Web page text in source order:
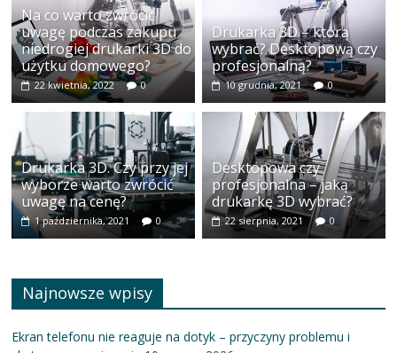
Na co warto zwrócić
uwagę podczas zakupu
niedrogiej drukarki 3D do
użytku domowego?
22 kwietnia, 2022 0
Drukarka 3D – którą
wybrać? Desktopową czy
profesjonalną?
10 grudnia, 2021 0
Drukarka 3D. Czy przy jej
wyborze warto zwrócić
uwagę na cenę?
1 października, 2021 0
Desktopowa czy
profesjonalna – jaką
drukarkę 3D wybrać?
22 sierpnia, 2021 0
Najnowsze wpisy
Ekran telefonu nie reaguje na dotyk – przyczyny problemu i